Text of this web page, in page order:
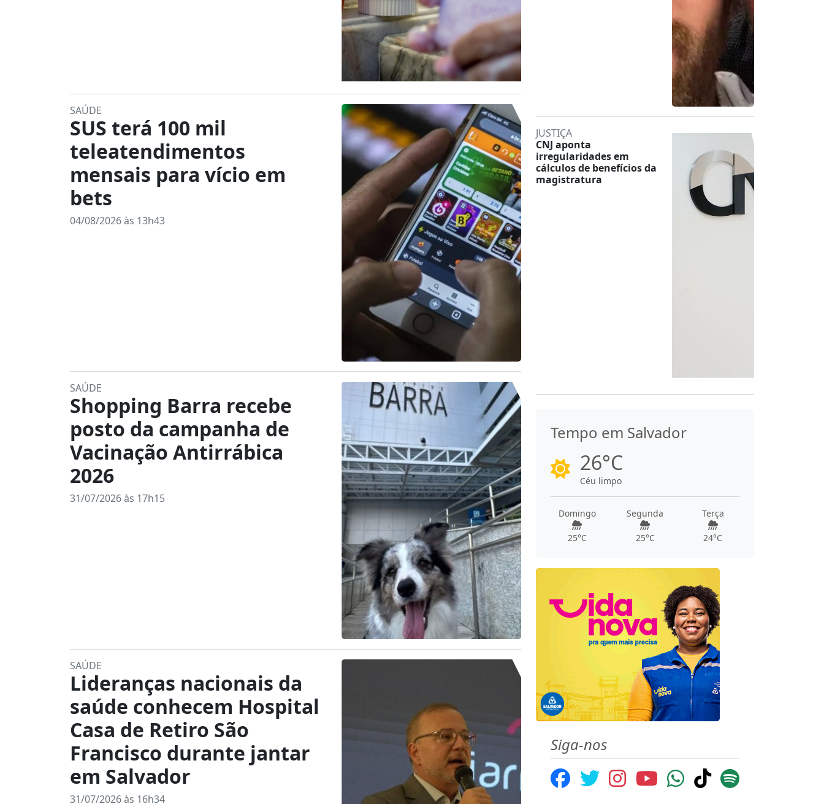
SAÚDE
SUS terá 100 mil
teleatendimentos
mensais para vício em
bets
04/08/2026 às 13h43
SAÚDE
Shopping Barra recebe
posto da campanha de
Vacinação Antirrábica
2026
31/07/2026 às 17h15
SAÚDE
Lideranças nacionais da
saúde conhecem Hospital
Casa de Retiro São
Francisco durante jantar
em Salvador
31/07/2026 às 16h34
JUSTIÇA
CNJ aponta
irregularidades em
cálculos de benefícios da
magistratura
Tempo em Salvador
26°C
Céu limpo
Domingo
25°C
Segunda
25°C
Terça
24°C
Siga-nos